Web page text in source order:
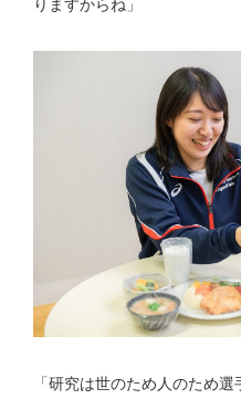
りますからね」
「研究は世のため人のため